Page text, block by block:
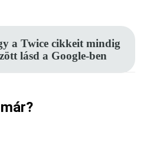
a Twice cikkeit mindig
lásd a Google-ben